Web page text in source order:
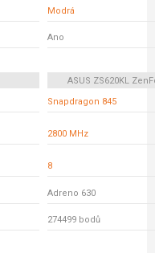
Modrá
Ano
ASUS ZS620KL
Snapdragon 845
2800 MHz
8
Adreno 630
274499 bodů